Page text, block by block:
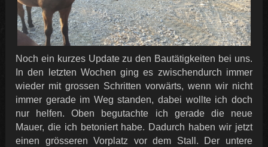
Noch ein kurzes Update zu den Bautätigkeiten bei uns.
In den letzten Wochen ging es zwischendurch immer
wieder mit grossen Schritten vorwärts, wenn wir nicht
immer gerade im Weg standen, dabei wollte ich doch
nur helfen. Oben begutachte ich gerade die neue
Mauer, die ich betoniert habe. Dadurch haben wir jetzt
einen grösseren Vorplatz vor dem Stall. Der untere